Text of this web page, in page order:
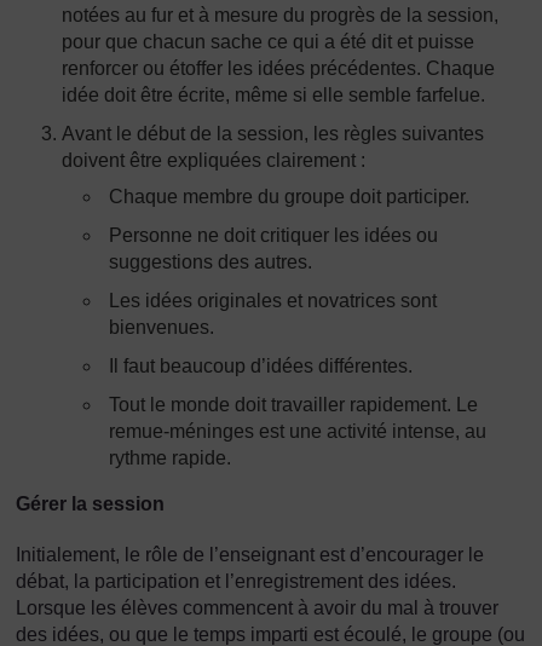
notées au fur et à mesure du progrès de la session,
pour que chacun sache ce qui a été dit et puisse
renforcer ou étoffer les idées précédentes. Chaque
idée doit être écrite, même si elle semble farfelue.
Avant le début de la session, les règles suivantes
doivent être expliquées clairement :
Chaque membre du groupe doit participer.
Personne ne doit critiquer les idées ou
suggestions des autres.
Les idées originales et novatrices sont
bienvenues.
Il faut beaucoup d’idées différentes.
Tout le monde doit travailler rapidement. Le
remue-méninges est une activité intense, au
rythme rapide.
Gérer la session
Initialement, le rôle de l’enseignant est d’encourager le
débat, la participation et l’enregistrement des idées.
Lorsque les élèves commencent à avoir du mal à trouver
des idées, ou que le temps imparti est écoulé, le groupe (ou